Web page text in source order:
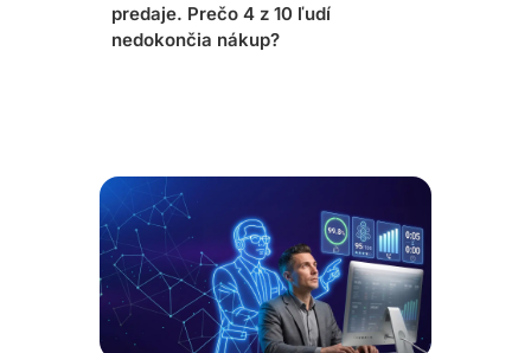
predaje. Prečo 4 z 10 ľudí
nedokončia nákup?